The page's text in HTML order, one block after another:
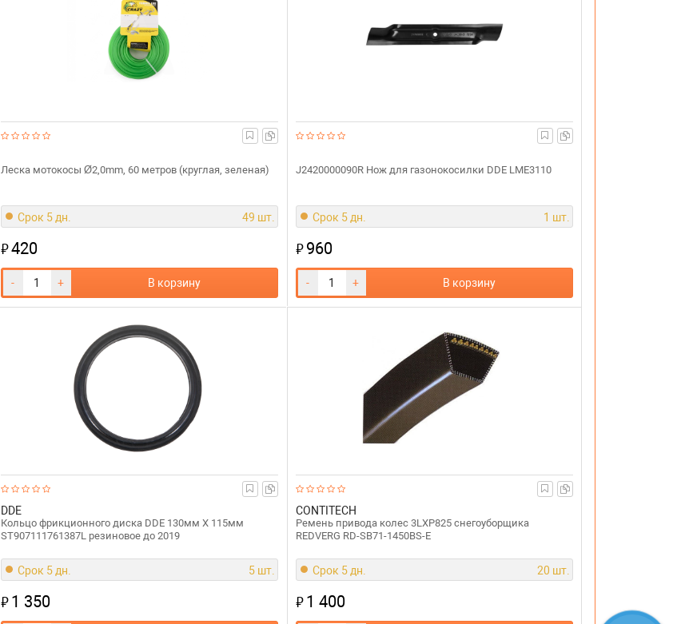
Леска мотокосы Ø2,0mm, 60 метров (круглая, зеленая)
Срок 5 дн. 49 шт.
₽420
- + В корзину
J2420000090R Нож для газонокосилки DDE LME3110
Срок 5 дн. 1 шт.
₽960
- + В корзину
DDE
Кольцо фрикционного диска DDE 130мм Х 115мм
ST907111761387L резиновое до 2019
Срок 5 дн. 5 шт.
₽1 350
CONTITECH
Ремень привода колес 3LXP825 снегоуборщика
REDVERG RD-SB71-1450BS-E
Срок 5 дн. 20 шт.
₽1 400